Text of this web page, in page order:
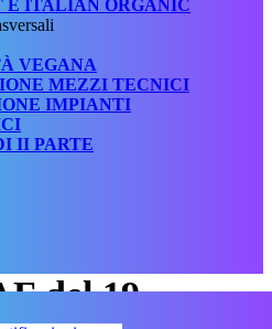
E ITALIAN ORGANIC
VEGANA
MEZZI TECNICI
IMPIANTI
II PARTE
del 19